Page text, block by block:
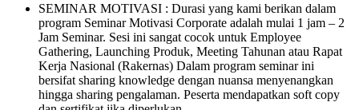
SEMINAR MOTIVASI : Durasi yang kami berikan dalam
program Seminar Motivasi Corporate adalah mulai 1 jam – 2
Jam Seminar. Sesi ini sangat cocok untuk Employee
Gathering, Launching Produk, Meeting Tahunan atau Rapat
Kerja Nasional (Rakernas) Dalam program seminar ini
bersifat sharing knowledge dengan nuansa menyenangkan
hingga sharing pengalaman. Peserta mendapatkan soft copy